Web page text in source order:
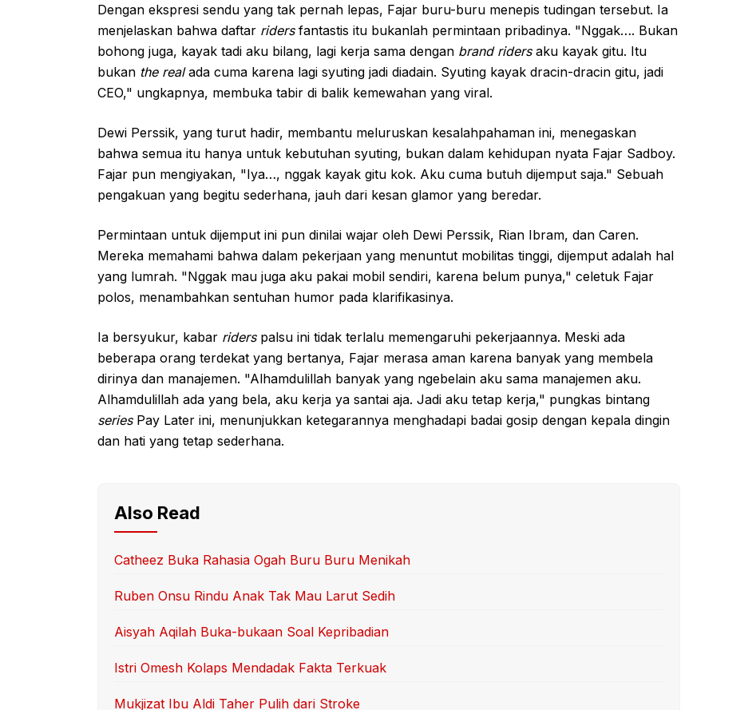
Dengan ekspresi sendu yang tak pernah lepas, Fajar buru-buru menepis tudingan tersebut. Ia
menjelaskan bahwa daftar ridersfantastis itu bukanlah permintaan pribadinya. "Nggak…. Bukan
bohong juga, kayak tadi aku bilang, lagi kerja sama dengan brand ridersaku kayak gitu. Itu
bukan the realada cuma karena lagi syuting jadi diadain. Syuting kayak dracin-dracin gitu, jadi
CEO," ungkapnya, membuka tabir di balik kemewahan yang viral.
Dewi Perssik, yang turut hadir, membantu meluruskan kesalahpahaman ini, menegaskan
bahwa semua itu hanya untuk kebutuhan syuting, bukan dalam kehidupan nyata Fajar Sadboy.
Fajar pun mengiyakan, "Iya…, nggak kayak gitu kok. Aku cuma butuh dijemput saja." Sebuah
pengakuan yang begitu sederhana, jauh dari kesan glamor yang beredar.
Permintaan untuk dijemput ini pun dinilai wajar oleh Dewi Perssik, Rian Ibram, dan Caren.
Mereka memahami bahwa dalam pekerjaan yang menuntut mobilitas tinggi, dijemput adalah hal
yang lumrah. "Nggak mau juga aku pakai mobil sendiri, karena belum punya," celetuk Fajar
polos, menambahkan sentuhan humor pada klarifikasinya.
Ia bersyukur, kabar riderspalsu ini tidak terlalu memengaruhi pekerjaannya. Meski ada
beberapa orang terdekat yang bertanya, Fajar merasa aman karena banyak yang membela
dirinya dan manajemen. "Alhamdulillah banyak yang ngebelain aku sama manajemen aku.
Alhamdulillah ada yang bela, aku kerja ya santai aja. Jadi aku tetap kerja," pungkas bintang
seriesPay Later ini, menunjukkan ketegarannya menghadapi badai gosip dengan kepala dingin
dan hati yang tetap sederhana.
Also Read
Catheez Buka Rahasia Ogah Buru Buru Menikah
Ruben Onsu Rindu Anak Tak Mau Larut Sedih
Aisyah Aqilah Buka-bukaan Soal Kepribadian
Istri Omesh Kolaps Mendadak Fakta Terkuak
Mukjizat Ibu Aldi Taher Pulih dari Stroke